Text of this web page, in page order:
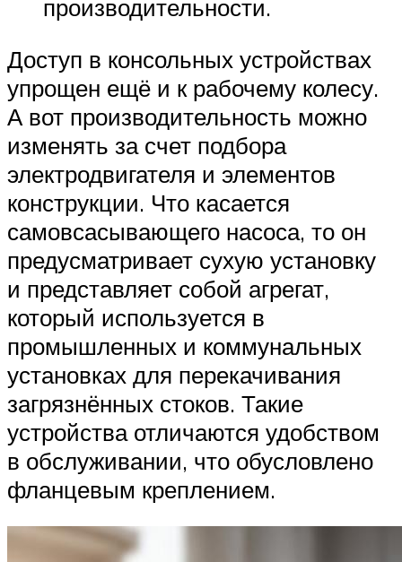
производительности.
Доступ в консольных устройствах
упрощен ещё и к рабочему колесу.
А вот производительность можно
изменять за счет подбора
электродвигателя и элементов
конструкции. Что касается
самовсасывающего насоса, то он
предусматривает сухую установку
и представляет собой агрегат,
который используется в
промышленных и коммунальных
установках для перекачивания
загрязнённых стоков. Такие
устройства отличаются удобством
в обслуживании, что обусловлено
фланцевым креплением.